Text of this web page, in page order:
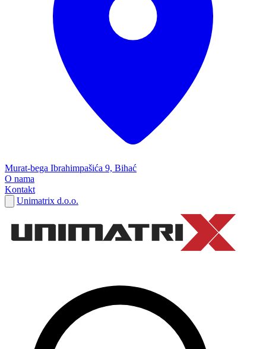
Murat-bega Ibrahimpašića 9, Bihać
O nama
Kontakt
Unimatrix d.o.o.